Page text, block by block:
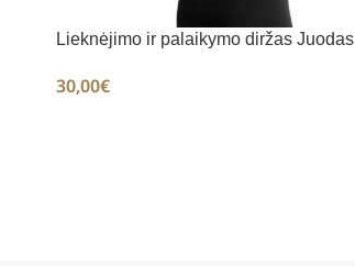
Lieknėjimo ir palaikymo diržas Juodas
30,00€